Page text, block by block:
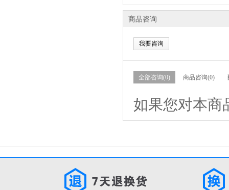
商品咨询
我要咨询
全部咨询(0) 商品咨询(0)
如果您对本商